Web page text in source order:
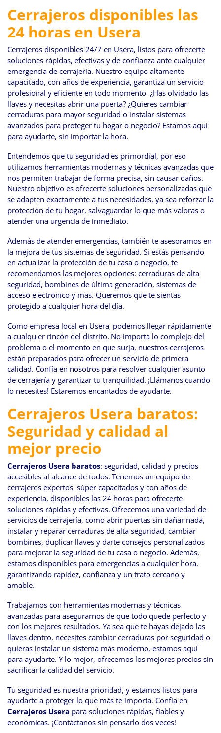
Cerrajeros disponibles las
24 horas en Usera
Cerrajeros disponibles 24/7 en Usera, listos para ofrecerte
soluciones rápidas, efectivas y de confianza ante cualquier
emergencia de cerrajería. Nuestro equipo altamente
capacitado, con años de experiencia, garantiza un servicio
profesional y eficiente en todo momento. ¿Has olvidado las
llaves y necesitas abrir una puerta? ¿Quieres cambiar
cerraduras para mayor seguridad o instalar sistemas
avanzados para proteger tu hogar o negocio? Estamos aquí
para ayudarte, sin importar la hora.
Entendemos que tu seguridad es primordial, por eso
utilizamos herramientas modernas y técnicas avanzadas que
nos permiten trabajar de forma precisa, sin causar daños.
Nuestro objetivo es ofrecerte soluciones personalizadas que
se adapten exactamente a tus necesidades, ya sea reforzar la
protección de tu hogar, salvaguardar lo que más valoras o
atender una urgencia de inmediato.
Además de atender emergencias, también te asesoramos en
la mejora de tus sistemas de seguridad. Si estás pensando
en actualizar la protección de tu casa o negocio, te
recomendamos las mejores opciones: cerraduras de alta
seguridad, bombines de última generación, sistemas de
acceso electrónico y más. Queremos que te sientas
protegido a cualquier hora del día.
Como empresa local en Usera, podemos llegar rápidamente
a cualquier rincón del distrito. No importa lo complejo del
problema o el momento en que surja, nuestros cerrajeros
están preparados para ofrecer un servicio de primera
calidad. Confía en nosotros para resolver cualquier asunto
de cerrajería y garantizar tu tranquilidad. ¡Llámanos cuando
lo necesites! Estaremos encantados de ayudarte.
Cerrajeros Usera baratos:
Seguridad y calidad al
mejor precio
Cerrajeros Usera baratos: seguridad, calidad y precios
accesibles al alcance de todos. Tenemos un equipo de
cerrajeros expertos, súper capacitados y con años de
experiencia, disponibles las 24 horas para ofrecerte
soluciones rápidas y efectivas. Ofrecemos una variedad de
servicios de cerrajería, como abrir puertas sin dañar nada,
instalar y reparar cerraduras de alta seguridad, cambiar
bombines, duplicar llaves y darte consejos personalizados
para mejorar la seguridad de tu casa o negocio. Además,
estamos disponibles para emergencias a cualquier hora,
garantizando rapidez, confianza y un trato cercano y
amable.
Trabajamos con herramientas modernas y técnicas
avanzadas para asegurarnos de que todo quede perfecto y
con los mejores resultados. Ya sea que te hayas dejado las
llaves dentro, necesites cambiar cerraduras por seguridad o
quieras instalar un sistema más moderno, estamos aquí
para ayudarte. Y lo mejor, ofrecemos los mejores precios sin
sacrificar la calidad del servicio.
Tu seguridad es nuestra prioridad, y estamos listos para
ayudarte a proteger lo que más te importa. Confía en
Cerrajeros Usera para soluciones rápidas, fiables y
económicas. ¡Contáctanos sin pensarlo dos veces!